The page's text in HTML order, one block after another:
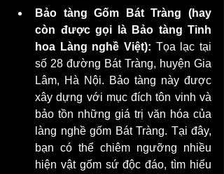
Bảo tàng Gốm Bát Tràng (hay
còn được gọi là Bảo tàng Tinh
hoa Làng nghề Việt): Tọa lạc tại
số 28 đường Bát Tràng, huyện Gia
Lâm, Hà Nội. Bảo tàng này được
xây dựng với mục đích tôn vinh và
bảo tồn những giá trị văn hóa của
làng nghề gốm Bát Tràng. Tại đây,
bạn có thể chiêm ngưỡng nhiều
hiện vật gốm sứ độc đáo, tìm hiểu